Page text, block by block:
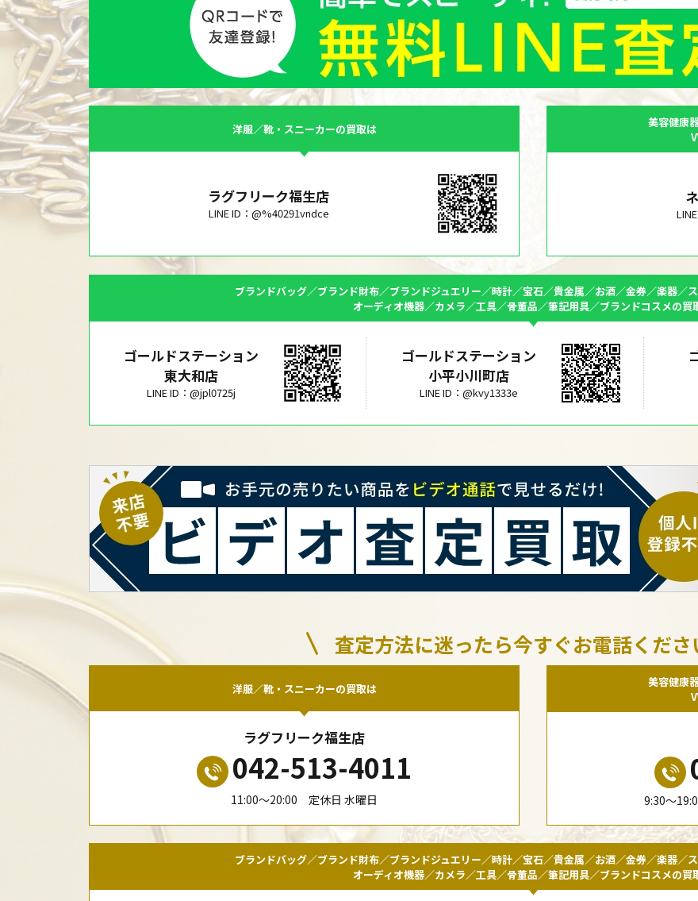
洋服／靴・スニーカーの買取は
ラグフリーク福生店
LINE ID：@%40291vndce
美容健康
ブランドバッグ／ブランド財布／ブランドジュエリー／時計／宝石／貴金属／お酒／金券／楽器／
オーディオ機器／カメラ／工具／骨董品／筆記用具／ブランドコスメの買
ゴールドステーション
東大和店
LINE ID：@jpl0725j
ゴールドステーション
小平小川町店
LINE ID：@kvy1333e
査定方法に迷ったら今すぐお電話くださ
洋服／靴・スニーカーの買取は
ラグフリーク福生店
042-513-4011
11:00〜20:00 定休日 水曜日
美容健康
9:30〜
ブランドバッグ／ブランド財布／ブランドジュエリー／時計／宝石／貴金属／お酒／金券／楽器／
オーディオ機器／カメラ／工具／骨董品／筆記用具／ブランドコスメの買